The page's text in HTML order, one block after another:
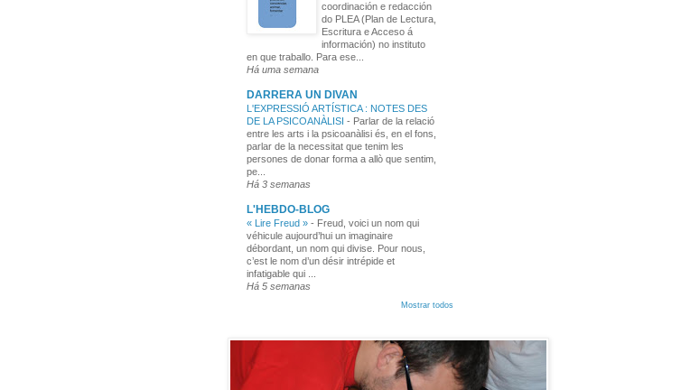
coordinación e redacción
do PLEA (Plan de Lectura,
Escritura e Acceso á
información) no instituto
en que traballo. Para ese...
Há uma semana
DARRERA UN DIVAN
L'EXPRESSIÓ ARTÍSTICA : NOTES DES
DE LA PSICOANÀLISI - Parlar de la relació
entre les arts i la psicoanàlisi és, en el fons,
parlar de la necessitat que tenim les
persones de donar forma a allò que sentim,
pe...
Há 3 semanas
L'HEBDO-BLOG
« Lire Freud » - Freud, voici un nom qui
véhicule aujourd’hui un imaginaire
débordant, un nom qui divise. Pour nous,
c’est le nom d’un désir intrépide et
infatigable qui ...
Há 5 semanas
Mostrar todos